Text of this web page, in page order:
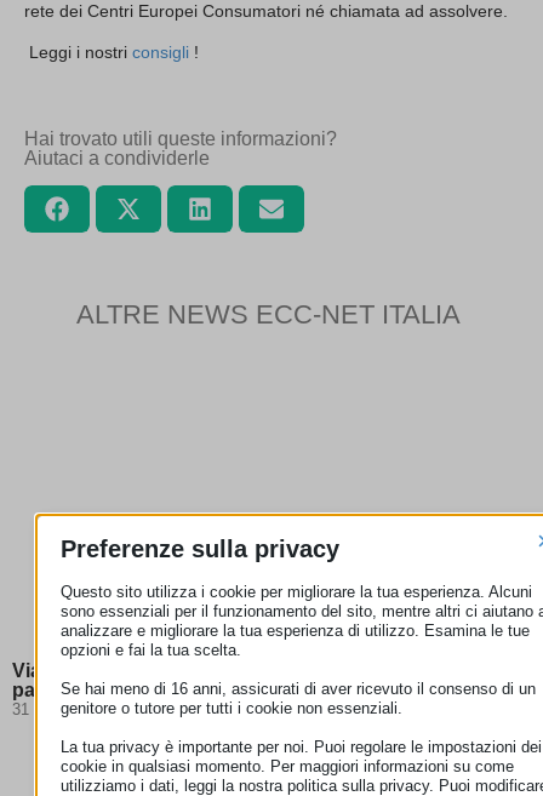
rete dei Centri Europei Consumatori né chiamata ad assolvere.
Leggi i nostri consigli !
Hai trovato utili queste informazioni?
Aiutaci a condividerle
ALTRE NEWS ECC-NET ITALIA
Viaggi 2026: cosa cambia e quali documenti servono per
partire
31 Luglio 2026
Preferenze sulla privacy
Questo sito utilizza i cookie per migliorare la tua esperienza. Alcuni
sono essenziali per il funzionamento del sito, mentre altri ci aiutano
analizzare e migliorare la tua esperienza di utilizzo. Esamina le tue
opzioni e fai la tua scelta.
Se hai meno di 16 anni, assicurati di aver ricevuto il consenso di un
genitore o tutore per tutti i cookie non essenziali.
La tua privacy è importante per noi. Puoi regolare le impostazioni dei
cookie in qualsiasi momento. Per maggiori informazioni su come
utilizziamo i dati, leggi la nostra politica sulla privacy. Puoi